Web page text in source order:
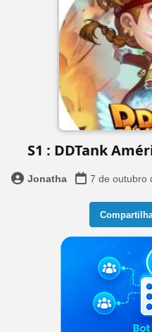
S1 : DDTank
Jonatha 7 de outubro